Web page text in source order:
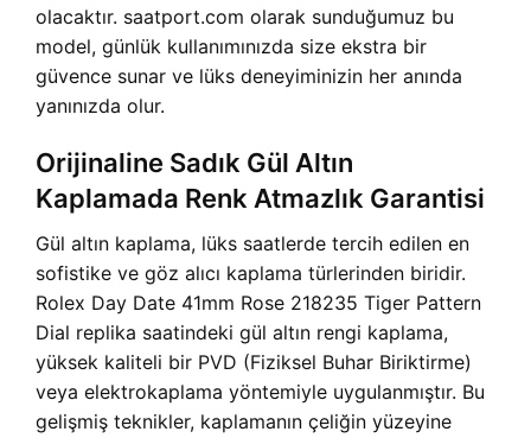
olacaktır. saatport.com olarak sunduğumuz bu
model, günlük kullanımınızda size ekstra bir
güvence sunar ve lüks deneyiminizin her anında
yanınızda olur.
Orijinaline Sadık Gül Altın
Kaplamada Renk Atmazlık Garantisi
Gül altın kaplama, lüks saatlerde tercih edilen en
sofistike ve göz alıcı kaplama türlerinden biridir.
Rolex Day Date 41mm Rose 218235 Tiger Pattern
Dial replika saatindeki gül altın rengi kaplama,
yüksek kaliteli bir PVD (Fiziksel Buhar Biriktirme)
veya elektrokaplama yöntemiyle uygulanmıştır. Bu
gelişmiş teknikler, kaplamanın çeliğin yüzeyine